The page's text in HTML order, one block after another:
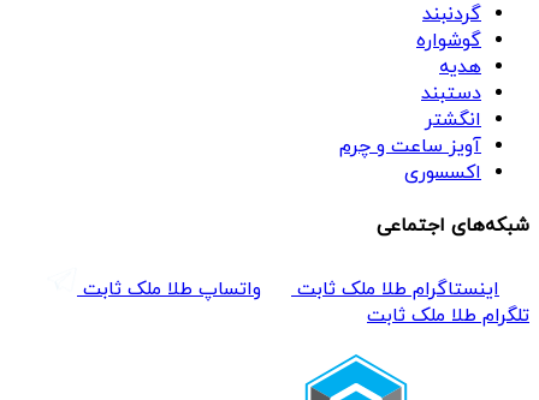
گردنبند
گوشواره
هدیه
دستبند
انگشتر
آویز ساعت و چرم
اکسسوری
شبکه‌های اجتماعی
اینستاگرام طلا ملک ثابت
واتساپ طلا ملک ثابت
تلگرام طلا ملک ثابت